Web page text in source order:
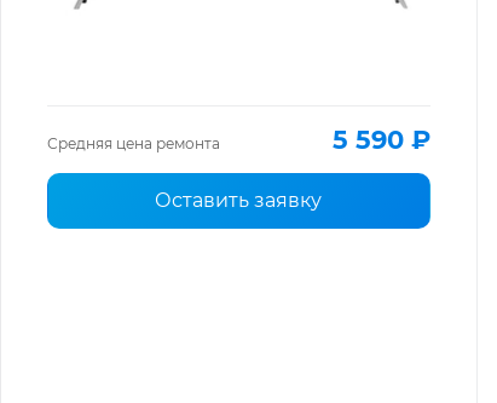
Средняя цена ремонта 5 590 ₽
Оставить заявку